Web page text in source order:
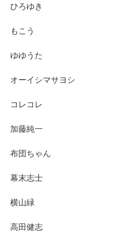
ひろゆき
もこう
ゆゆうた
オーイシマサヨシ
コレコレ
加藤純一
布団ちゃん
幕末志士
横山緑
高田健志